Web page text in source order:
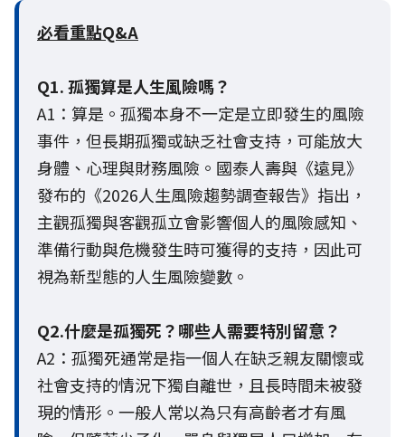
必看重點Q&A
Q1. 孤獨算是人生風險嗎？
A1：算是。孤獨本身不一定是立即發生的風險
事件，但長期孤獨或缺乏社會支持，可能放大
身體、心理與財務風險。國泰人壽與《遠見》
發布的《2026人生風險趨勢調查報告》指出，
主觀孤獨與客觀孤立會影響個人的風險感知、
準備行動與危機發生時可獲得的支持，因此可
視為新型態的人生風險變數。
Q2.什麼是孤獨死？哪些人需要特別留意？
A2：孤獨死通常是指一個人在缺乏親友關懷或
社會支持的情況下獨自離世，且長時間未被發
現的情形。一般人常以為只有高齡者才有風